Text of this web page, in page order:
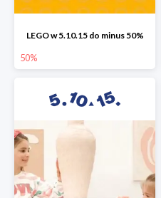
LEGO w 5.10.15 do minus 50%
50%